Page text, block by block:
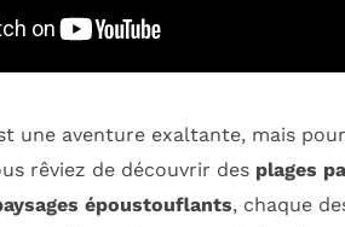
une aventure exaltante, mais
rêviez de découvrir des plages
époustouflants, chaque